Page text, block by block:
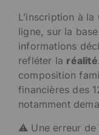
L’inscription à
ligne, sur la
informations
refléter la réalité
composition
financières des
notamment
⚠️ Une erreur de